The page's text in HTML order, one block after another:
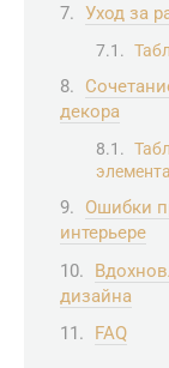
Уход за
декора
Ошибки
интерьере
дизайна
FAQ